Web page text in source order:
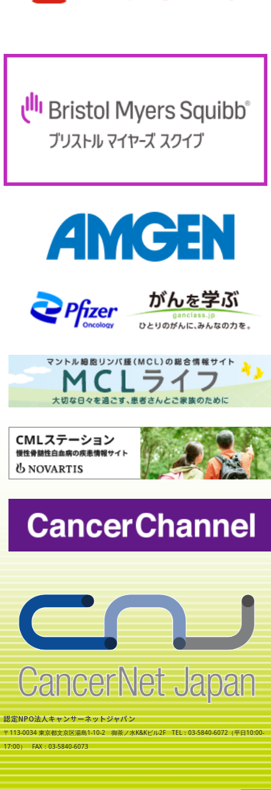
認定NPO法人キャンサーネットジャパン
〒113-0034 東京都文京区湯島1-10-2 御茶ノ水K&Kビル2F TEL：03-5840-6072（平日10:00-
17:00） FAX：03-5840-6073